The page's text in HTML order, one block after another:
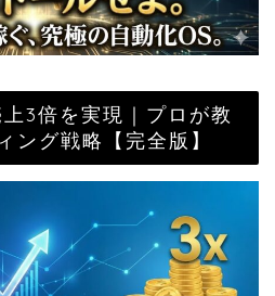
3倍を実現｜プロが教
ング戦略【完全版】